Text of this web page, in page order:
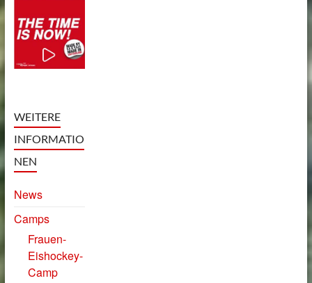
WEITERE
INFORMATIO
NEN
News
Camps
Frauen-
Eishockey-
Camp